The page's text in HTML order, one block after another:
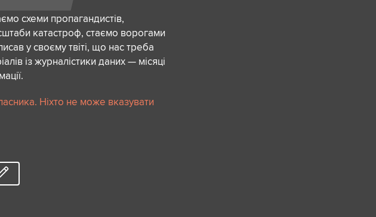
схеми пропагандистів,
катастроф, стаємо ворогами
у своєму твіті, що нас треба
із журналістики даних — місяці
Ніхто не може вказувати